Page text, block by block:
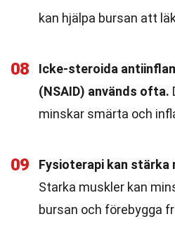
kan hjälpa bursan att
08
Icke-steroida
(NSAID) används ofta.
minskar smärta och
09
Fysioterapi kan stärka
Starka muskler kan
bursan och förebygga